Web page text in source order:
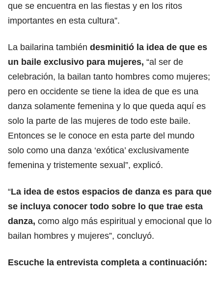
que se encuentra en las fiestas y en los ritos
importantes en esta cultura”.
La bailarina también desminitió la idea de que es
un baile exclusivo para mujeres, “al ser de
celebración, la bailan tanto hombres como mujeres;
pero en occidente se tiene la idea de que es una
danza solamente femenina y lo que queda aquí es
solo la parte de las mujeres de todo este baile.
Entonces se le conoce en esta parte del mundo
solo como una danza ‘exótica’ exclusivamente
femenina y tristemente sexual”, explicó.
“La idea de estos espacios de danza es para que
se incluya conocer todo sobre lo que trae esta
danza, como algo más espiritual y emocional que lo
bailan hombres y mujeres”, concluyó.
Escuche la entrevista completa a continuación: